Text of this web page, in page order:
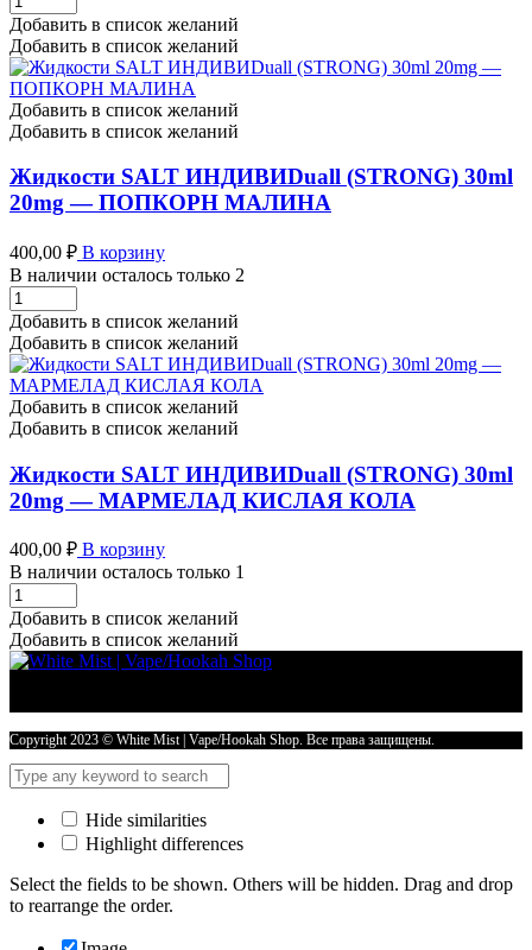
SALT
ИНДИВИDuall
(STRONG)
30ml
20mg
-
МОРОЖЕНОЕ
ЗЕМЛЯНИКА
МАЛИНА
количество
Добавить в список желаний
Добавить в список желаний
Добавить в список желаний
Добавить в список желаний
Жидкости SALT ИНДИВИDuall (STRONG) 30ml
20mg — ПОПКОРН МАЛИНА
400,00 ₽ В корзину
В наличии осталось только 2
Жидкости
SALT
ИНДИВИDuall
(STRONG)
30ml
20mg
-
ПОПКОРН
МАЛИНА
количество
Добавить в список желаний
Добавить в список желаний
Добавить в список желаний
Добавить в список желаний
Жидкости SALT ИНДИВИDuall (STRONG) 30ml
20mg — МАРМЕЛАД КИСЛАЯ КОЛА
400,00 ₽ В корзину
В наличии осталось только 1
Жидкости
SALT
ИНДИВИDuall
(STRONG)
МАРМЕЛАД
КИСЛАЯ
КОЛА
Добавить в список желаний
Добавить в список желаний
Copyright 2023 © White Mist | Vape/Hookah Shop. Все права защищены.
Hide similarities
Highlight differences
Select the fields to be shown. Others will be hidden. Drag and drop
to rearrange the order.